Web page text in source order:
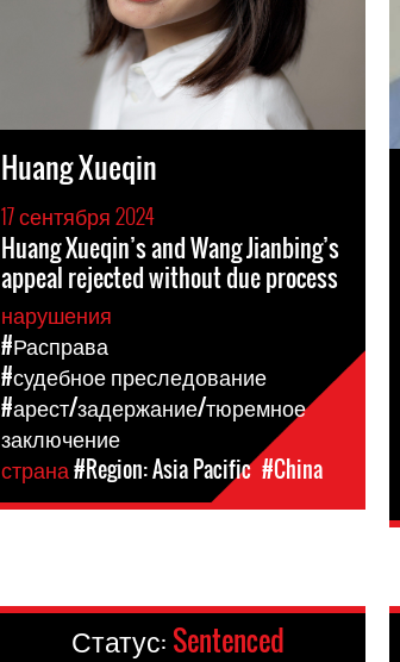
Huang Xueqin
17 сентября 2024
Huang Xueqin’s and Wang Jianbing’s
appeal rejected without due process
нарушения
#Расправа
#судебное преследование
#арест/задержание/тюремное
заключение
страна#Region: Asia Pacific #China
Статус: Sentenced